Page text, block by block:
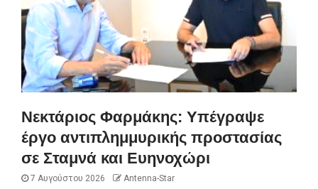
Νεκτάριος Φαρμάκης: Υπέγραψε
έργο αντιπλημμυρικής προστασίας
σε Σταμνά και Ευηνοχώρι
7 Αυγούστου 2026 Antenna-Star